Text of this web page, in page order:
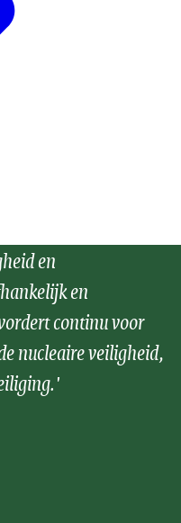
en
en
continu voor
nucleaire veiligheid,